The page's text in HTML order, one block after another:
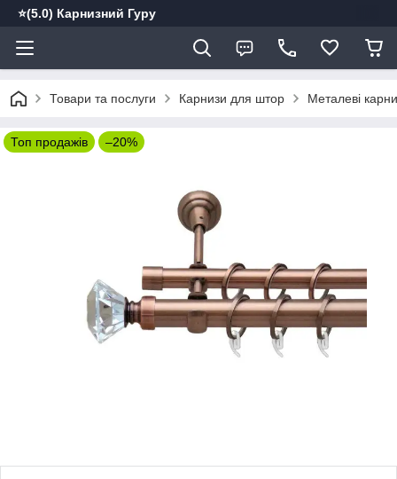
⭐️(5.0) Карнизний Гуру
Товари та послуги Карнизи для штор Металеві
Топ продажів –20%